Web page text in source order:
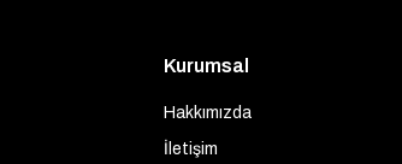
Kurumsal
Hakkımızda
İletişim